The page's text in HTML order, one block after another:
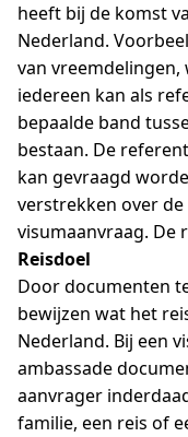
heeft bij de komst
Nederland.
van
iedereen kan als
bepaalde band
bestaan. De
kan gevraagd
verstrekken over
visumaanvraag. De
Reisdoel
Door documenten
bewijzen wat het
Nederland. Bij een
ambassade
aanvrager
familie, een reis of